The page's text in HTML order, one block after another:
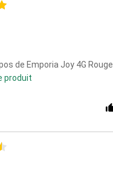
de Emporia Joy 4G Rouge
produit